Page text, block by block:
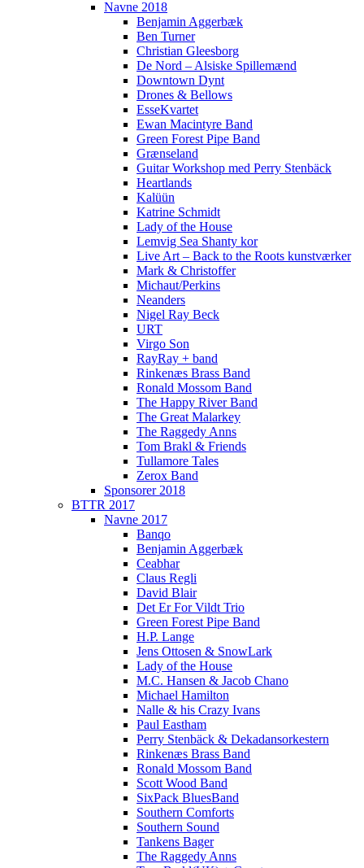
Navne 2018
Benjamin Aggerbæk
Ben Turner
Christian Gleesborg
De Nord – Alsiske Spillemænd
Downtown Dynt
Drones & Bellows
EsseKvartet
Ewan Macintyre Band
Green Forest Pipe Band
Grænseland
Guitar Workshop med Perry Stenbäck
Heartlands
Kalüün
Katrine Schmidt
Lady of the House
Lemvig Sea Shanty kor
Live Art – Back to the Roots kunstværker
Mark & Christoffer
Michaut/Perkins
Neanders
Nigel Ray Beck
URT
Virgo Son
RayRay + band
Rinkenæs Brass Band
Ronald Mossom Band
The Happy River Band
The Great Malarkey
The Raggedy Anns
Tom Brakl & Friends
Tullamore Tales
Zerox Band
Sponsorer 2018
BTTR 2017
Navne 2017
Banqo
Benjamin Aggerbæk
Ceabhar
Claus Regli
David Blair
Det Er For Vildt Trio
Green Forest Pipe Band
H.P. Lange
Jens Ottosen & SnowLark
Lady of the House
M.C. Hansen & Jacob Chano
Michael Hamilton
Nalle & his Crazy Ivans
Paul Eastham
Perry Stenbäck & Dekadansorkestern
Rinkenæs Brass Band
Ronald Mossom Band
Scott Wood Band
SixPack BluesBand
Southern Comforts
Southern Sound
Tankens Bager
The Raggedy Anns